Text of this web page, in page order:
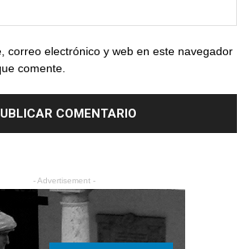
correo electrónico y web en este navegador
comente.
- Advertisement -